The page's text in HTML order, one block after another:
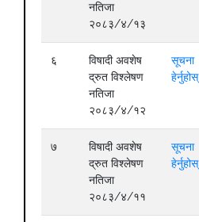
नतिजा
२०८३/४/१३
६
विषादी अवशेष
द्रुत विश्लेषण
नतिजा
२०८३/४/१२
सूचना
हेर्नुहोस्
७
विषादी अवशेष
द्रुत विश्लेषण
नतिजा
२०८३/४/११
सूचना
हेर्नुहोस्